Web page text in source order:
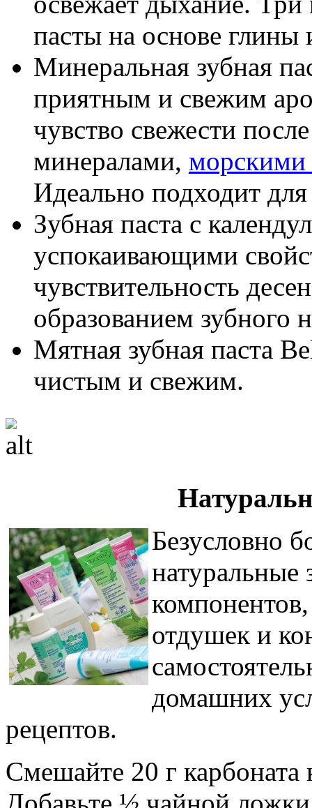
пасты на основе глины
Минеральная зубная
приятным и свежим
чувство свежести
минералами, морскими
Идеально подходит
Зубная паста с
успокаивающими
чувствительность
образованием зубного
Мятная зубная паста
чистым и свежим.
Безусловно
натуральные
отдушек и
домашних
рецептов.
Смешайте 20 г карбоната